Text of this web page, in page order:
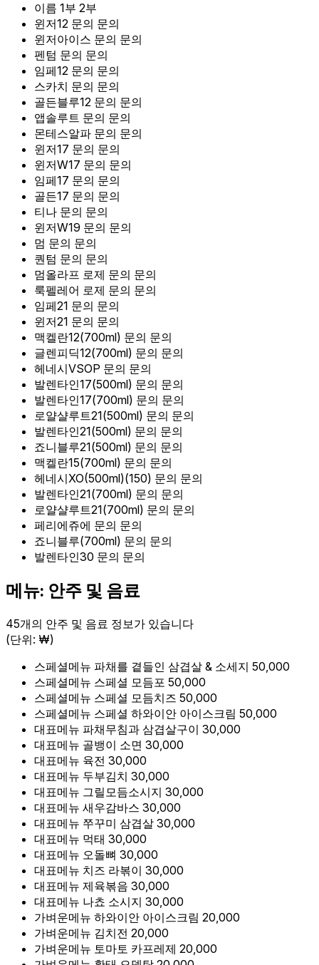
이름 1부 2부
윈저12 문의 문의
윈저아이스 문의 문의
펜텀 문의 문의
임페12 문의 문의
스카치 문의 문의
골든블루12 문의 문의
앱솔루트 문의 문의
몬테스알파 문의 문의
윈저17 문의 문의
윈저W17 문의 문의
임페17 문의 문의
골든17 문의 문의
티나 문의 문의
윈저W19 문의 문의
멈 문의 문의
퀀텀 문의 문의
멈올라프 로제 문의 문의
룩펠레어 로제 문의 문의
임페21 문의 문의
윈저21 문의 문의
맥켈란12(700ml) 문의 문의
글렌피딕12(700ml) 문의 문의
헤네시VSOP 문의 문의
발렌타인17(500ml) 문의 문의
발렌타인17(700ml) 문의 문의
로얄샬루트21(500ml) 문의 문의
발렌타인21(500ml) 문의 문의
죠니블루21(500ml) 문의 문의
맥켈란15(700ml) 문의 문의
헤네시XO(500ml)(150) 문의 문의
발렌타인21(700ml) 문의 문의
로얄샬루트21(700ml) 문의 문의
페리에쥬에 문의 문의
죠니블루(700ml) 문의 문의
발렌타인30 문의 문의
메뉴: 안주 및 음료
45개의 안주 및 음료 정보가 있습니다
(단위: ₩)
스페셜메뉴 파채를 곁들인 삼겹살 & 소세지 50,000
스페셜메뉴 스페셜 모듬포 50,000
스페셜메뉴 스페셜 모듬치즈 50,000
스페셜메뉴 스페셜 하와이안 아이스크림 50,000
대표메뉴 파채무침과 삼겹살구이 30,000
대표메뉴 골뱅이 소면 30,000
대표메뉴 육전 30,000
대표메뉴 두부김치 30,000
대표메뉴 그릴모듬소시지 30,000
대표메뉴 새우감바스 30,000
대표메뉴 쭈꾸미 삼겹살 30,000
대표메뉴 먹태 30,000
대표메뉴 오돌뼈 30,000
대표메뉴 치즈 라볶이 30,000
대표메뉴 제육볶음 30,000
대표메뉴 나쵸 소시지 30,000
가벼운메뉴 하와이안 아이스크림 20,000
가벼운메뉴 김치전 20,000
가벼운메뉴 토마토 카프레제 20,000